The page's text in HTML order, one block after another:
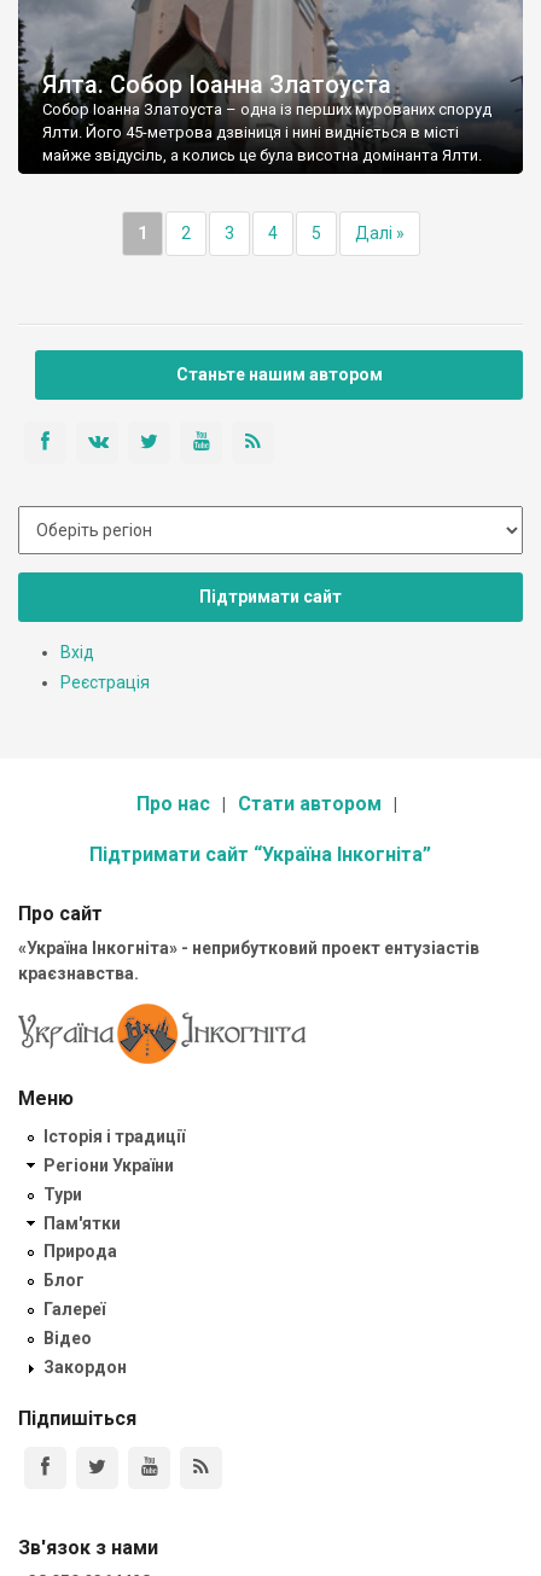
Ялта. Собор Іоанна Златоуста
Собор Іоанна Златоуста – одна із перших мурованих споруд
Ялти. Його 45-метрова дзвіниця і нині видніється в місті
майже звідусіль, а колись це була висотна домінанта Ялти.
1 2 3 4 5 Далі »
Станьте нашим автором
Підтримати сайт
Вхід
Реєстрація
Про нас Стати автором
Підтримати сайт “Україна Інкогніта”
Про сайт
«Україна Інкогніта» - неприбутковий проект ентузіастів
краєзнавства.
Меню
Історія і традиції
Регіони України
Тури
Пам'ятки
Природа
Блог
Галереї
Відео
Закордон
Підпишіться
Зв'язок з нами